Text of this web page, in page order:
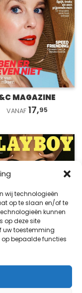
wij technologieën
op te slaan en/of te
kunnen
op deze site
uw toestemming
op bepaalde functies
MAGAZINE
VANAF 17,95
VANAF 53,75